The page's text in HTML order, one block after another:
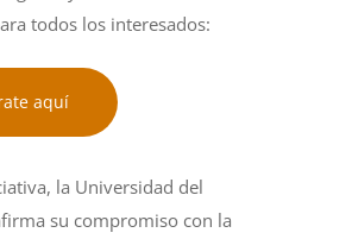
todos los interesados:
aquí
la Universidad del
su compromiso con la